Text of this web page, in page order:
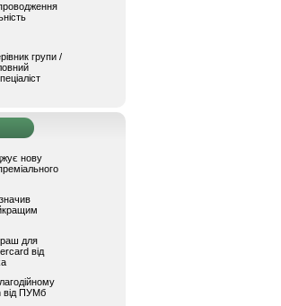
групи /
нову
для
від
від ПУМб